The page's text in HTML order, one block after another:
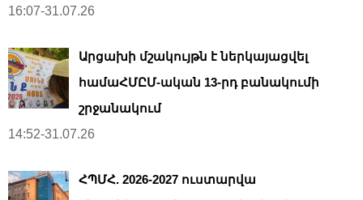
16:07-31.07.26
Արցախի մշակույթն է ներկայացվել
համաՀՄԸՄ-ական 13-րդ բանակումի
շրջանակում
14:52-31.07.26
ՀՊՄՀ. 2026-2027 ուստարվա